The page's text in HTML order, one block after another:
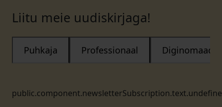
Liitu meie uudiskirjaga!
Puhkaja Professionaal Diginomaad